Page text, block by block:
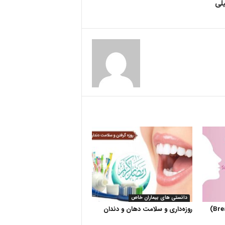
دانستی های بیماران خاص
روزه‌داری و سلامت دهان و دندان